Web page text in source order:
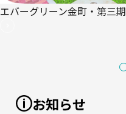
エバーグリーン金町・第三期
お知らせ